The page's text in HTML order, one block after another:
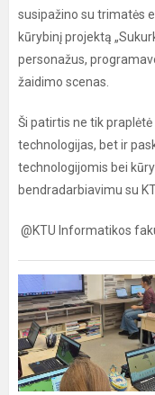
susipažino su trimatės
kūrybinį projektą
personažus,
žaidimo scenas.
Ši patirtis ne tik
technologijas, bet ir
technologijomis bei
bendradarbiavimu su
@KTU Informatikos